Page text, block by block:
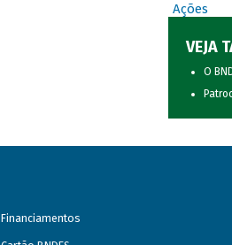
Ações
VEJA
O
Financiamentos